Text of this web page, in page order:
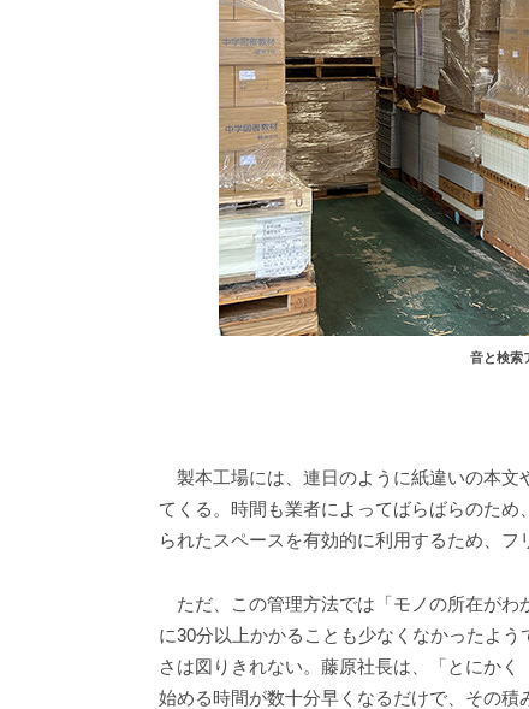
音と検索
製本工場には、連日のように紙違いの本文
てくる。時間も業者によってばらばらのた
られたスペースを有効的に利用するため、フ
ただ、この管理方法では「モノの所在がわ
に30分以上かかることも少なくなかったよ
さは図りきれない。藤原社長は、「とにか
始める時間が数十分早くなるだけで、その